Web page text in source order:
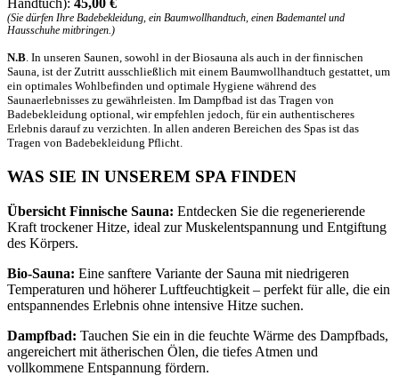
Handtuch): 45,00 €
(Sie dürfen Ihre Badebekleidung, ein Baumwollhandtuch, einen Bademantel und
Hausschuhe mitbringen.)
N.B. In unseren Saunen, sowohl in der Biosauna als auch in der finnischen
Sauna, ist der Zutritt ausschließlich mit einem Baumwollhandtuch gestattet, um
ein optimales Wohlbefinden und optimale Hygiene während des
Saunaerlebnisses zu gewährleisten. Im Dampfbad ist das Tragen von
Badebekleidung optional, wir empfehlen jedoch, für ein authentischeres
Erlebnis darauf zu verzichten. In allen anderen Bereichen des Spas ist das
Tragen von Badebekleidung Pflicht.
WAS SIE IN UNSEREM SPA FINDEN
Übersicht Finnische Sauna: Entdecken Sie die regenerierende
Kraft trockener Hitze, ideal zur Muskelentspannung und Entgiftung
des Körpers.
Bio-Sauna: Eine sanftere Variante der Sauna mit niedrigeren
Temperaturen und höherer Luftfeuchtigkeit – perfekt für alle, die ein
entspannendes Erlebnis ohne intensive Hitze suchen.
Dampfbad: Tauchen Sie ein in die feuchte Wärme des Dampfbads,
angereichert mit ätherischen Ölen, die tiefes Atmen und
vollkommene Entspannung fördern.